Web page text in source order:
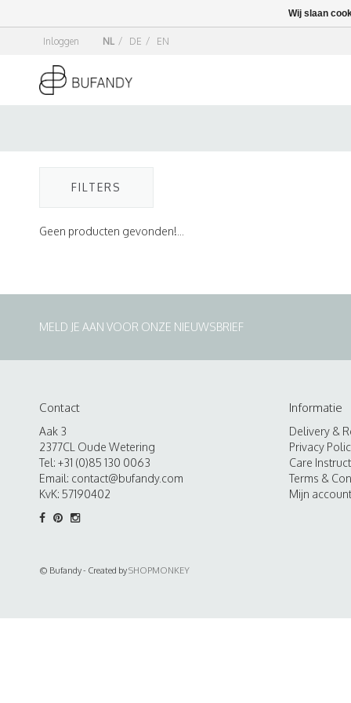
Inloggen NL / DE / EN
FILTERS
Geen producten gevonden!...
MELD JE AAN VOOR ONZE NIEUWSBRIEF
Contact
Aak 3
2377CL Oude Wetering
Tel: +31 (0)85 130 0063
Email: contact@bufandy.com
KvK: 57190402
Informatie
Delivery &
Privacy
Care
Terms &
Mijn account
© Bufandy - Created bySHOPMONKEY
Wij slaan